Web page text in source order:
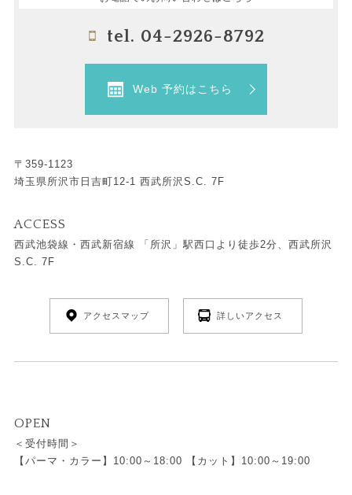
tel. 04-2926-8792
Web 予約はこちら
〒359-1123
埼玉県所沢市日吉町12-1 西武所沢S.C. 7F
ACCESS
西武池袋線・西武新宿線 「所沢」駅西口より徒歩2分、西武所沢
S.C. 7F
アクセスマップ 詳しいアクセス
OPEN
＜受付時間＞
【パーマ・カラー】10:00～18:00 【カット】10:00～19:00